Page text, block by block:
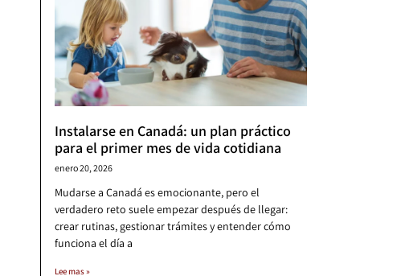
Instalarse en Canadá: un plan práctico
para el primer mes de vida cotidiana
enero 20, 2026
Mudarse a Canadá es emocionante, pero el
verdadero reto suele empezar después de llegar:
crear rutinas, gestionar trámites y entender cómo
funciona el día a
Lee mas »